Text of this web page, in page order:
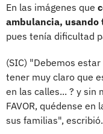
En las imágenes que
ambulancia, usando
pues tenía dificultad
(SIC) "Debemos
tener muy claro que
en las calles... ? y sin
FAVOR, quédense en
sus familias", escribió.